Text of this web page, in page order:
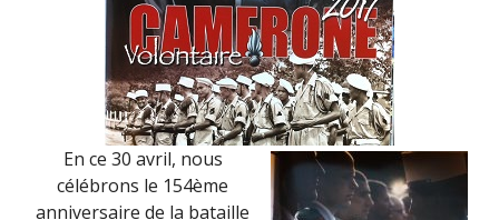
En ce 30 avril, nous
célébrons le 154ème
anniversaire de la bataille